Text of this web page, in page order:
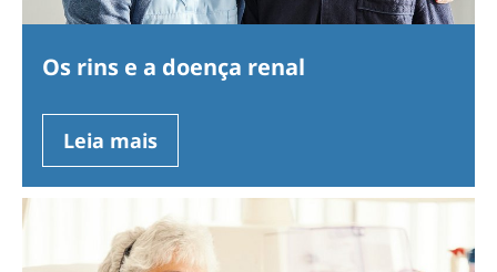
Os rins e a doença renal
Leia mais